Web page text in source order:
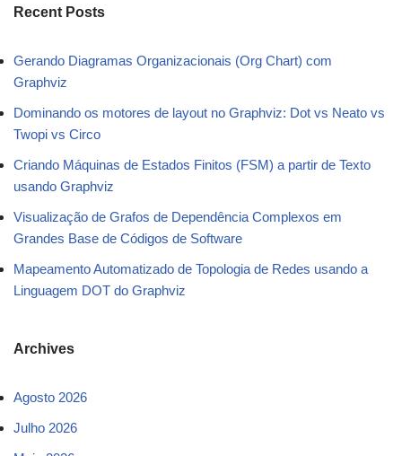
Recent Posts
Gerando Diagramas Organizacionais (Org Chart) com
Graphviz
Dominando os motores de layout no Graphviz: Dot vs Neato vs
Twopi vs Circo
Criando Máquinas de Estados Finitos (FSM) a partir de Texto
usando Graphviz
Visualização de Grafos de Dependência Complexos em
Grandes Base de Códigos de Software
Mapeamento Automatizado de Topologia de Redes usando a
Linguagem DOT do Graphviz
Archives
Agosto 2026
Julho 2026